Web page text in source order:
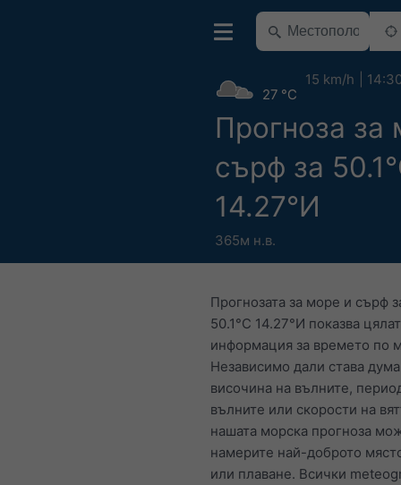
Прогноза за
сърф за
14.27°И
365м н.в.
27 °C
15 km/h
Прогнозата за море и сърф
50.1°С 14.27°И показва
информация за времето по
Независимо дали става
височина на вълните,
вълните или скорости на
нашата морска прогноза
намерите най-доброто
или плаване. Всички